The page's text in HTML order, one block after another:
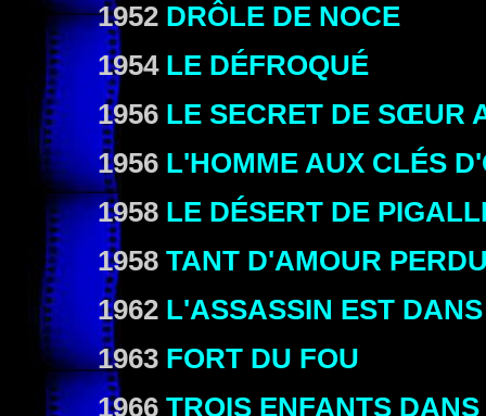
1952 DRÔLE DE NOCE
1954 LE DÉFROQUÉ
1956 LE SECRET DE SŒUR
1956 L'HOMME AUX CLÉS
1958 LE DÉSERT DE
1958 TANT D'AMOUR
1962 L'ASSASSIN EST
1963 FORT DU FOU
1966 TROIS ENFANTS